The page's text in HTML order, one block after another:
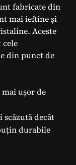
fabricate din
mai ieftine și
Aceste
din punct de
ușor de
scăzută decât
durabile